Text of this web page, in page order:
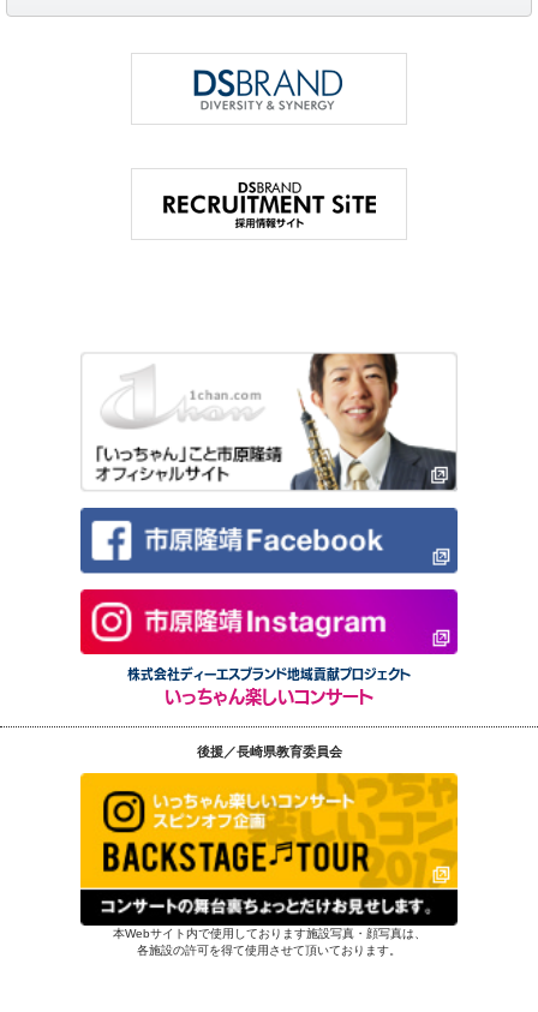
株式会社ディーエスブランド地域貢献プロジェクト
いっちゃん楽しいコンサート
後援／長崎県教育委員会
本Webサイト内で使用しております施設写真・顔写真は、
各施設の許可を得て使用させて頂いております。